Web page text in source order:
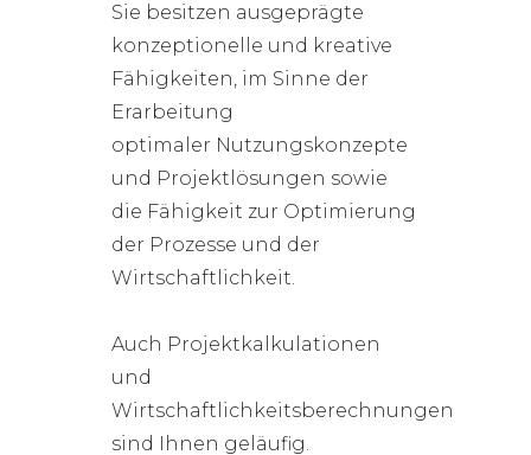
Sie besitzen ausgeprägte
konzeptionelle und kreative
Fähigkeiten, im Sinne der
Erarbeitung
optimaler Nutzungskonzepte
und Projektlösungen sowie
die Fähigkeit zur Optimierung
der Prozesse und der
Wirtschaftlichkeit.
Auch Projektkalkulationen
und
Wirtschaftlichkeitsberechnungen
sind Ihnen geläufig.